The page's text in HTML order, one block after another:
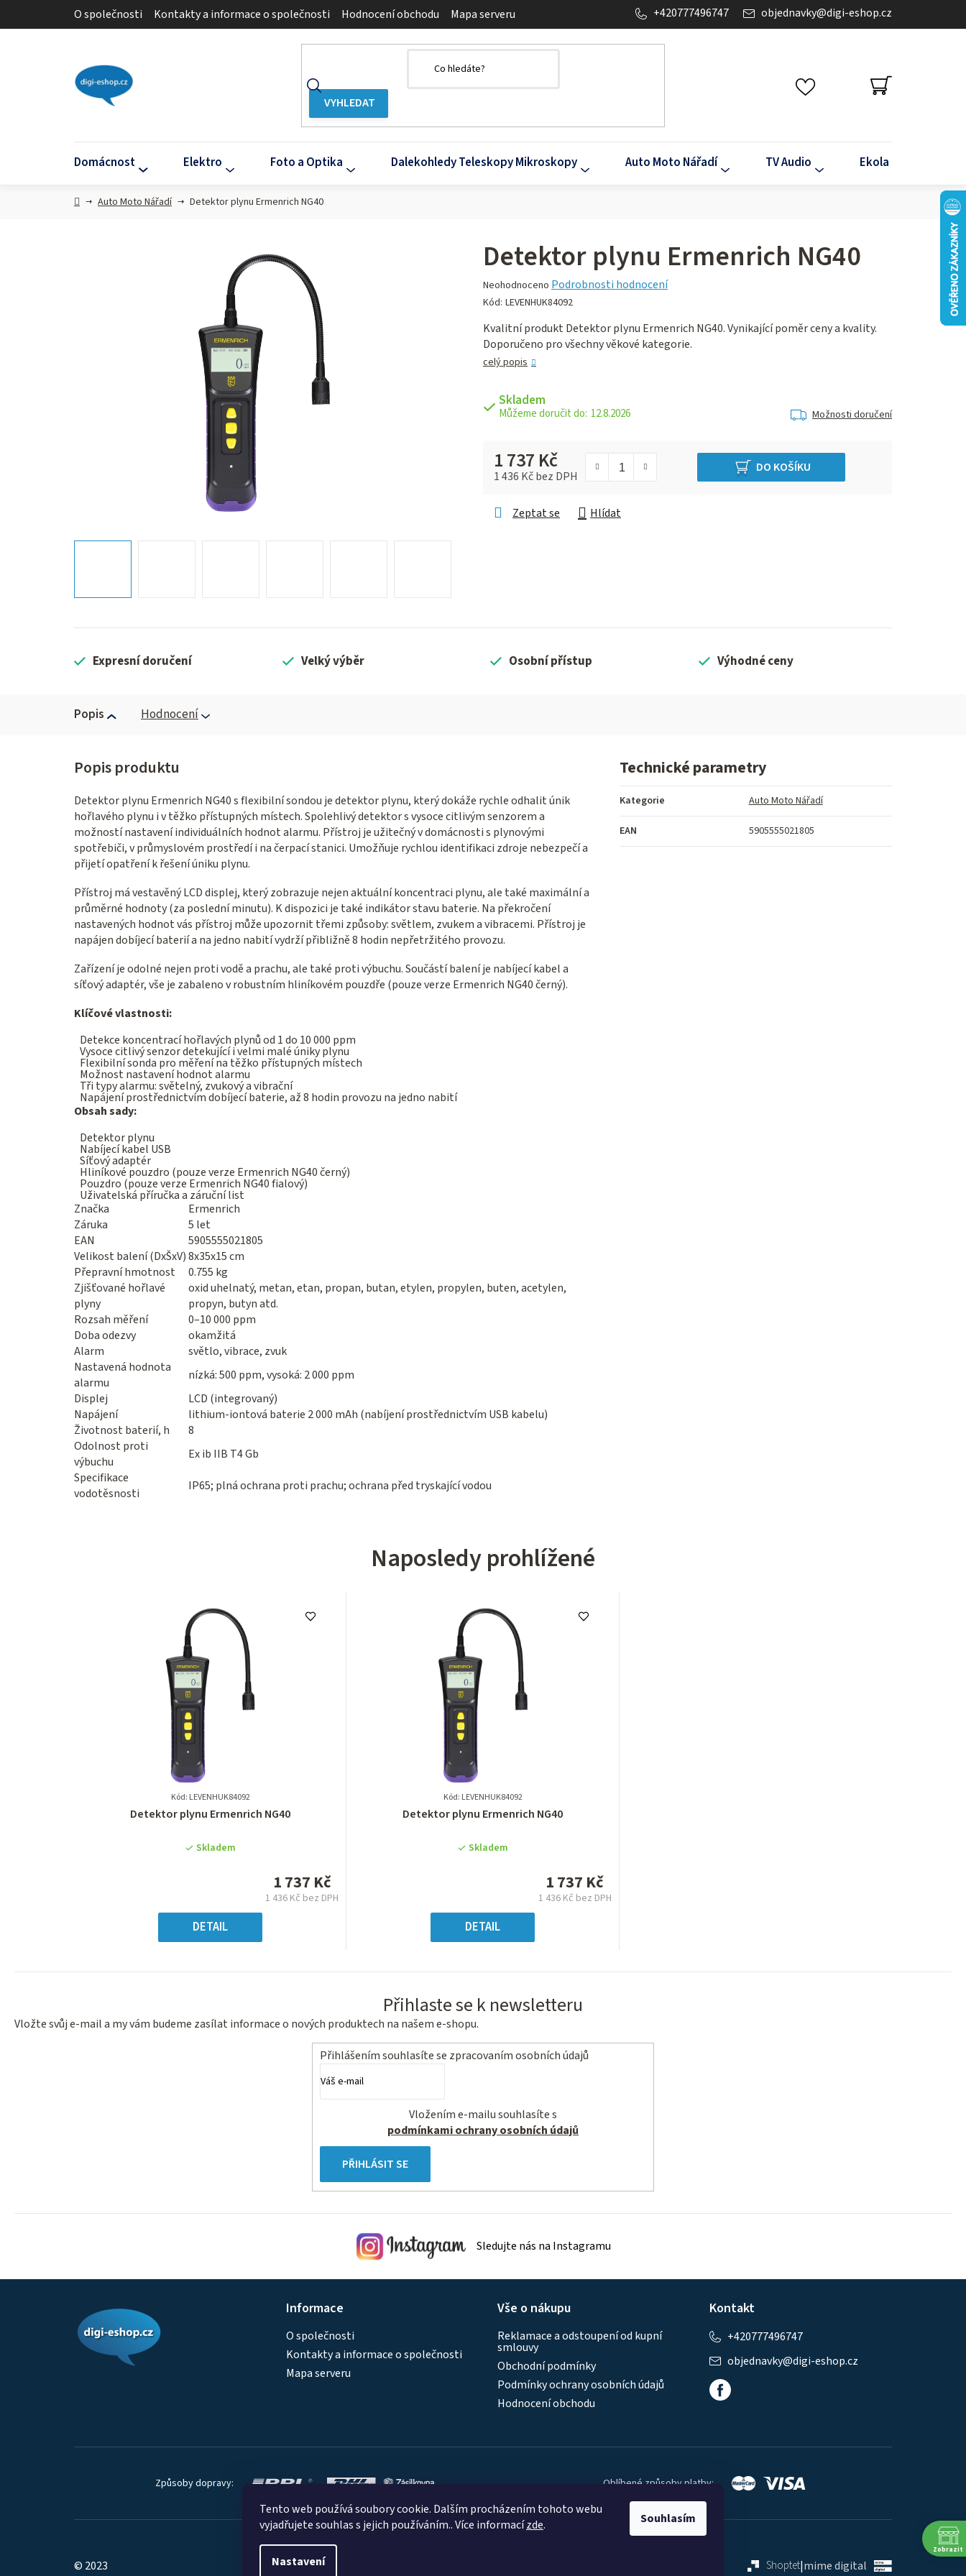
Tento web používá soubory cookie. Dalším procházením tohoto webu
vyjadřujete souhlas s jejich používáním.. Více informacízde.
Nastavení
Souhlasím
O společnosti Kontakty a informace o společnosti Hodnocení obchodu Mapa serveru objednavky@digi-eshop.cz
+420777496747
NÁKUPNÍ
KOŠÍK
Domácnost Elektro Foto a Optika Dalekohledy Teleskopy Mikroskopy Auto Moto Nářadí TV Audio Ekola
DomůAuto Moto Nářadí Detektor plynu Ermenrich NG40
Detektor plynu Ermenrich NG40
Průměrné
hodnocení
je
0,0
z 5
Neohodnoceno Podrobnosti hodnocení
Kód: LEVENHUK84092
Kvalitní produkt Detektor plynu Ermenrich NG40. Vynikající poměr ceny a kvality.
Doporučeno pro všechny věkové kategorie.
celý popis
Skladem
12.8.2026 Možnosti doručení
1 737 Kč
1 436 Kč bez DPH
DO KOŠÍKU
Zeptat se Hlídat
Expresní doručení Velký výběr Osobní přístup Výhodné ceny
Popis Hodnocení
Detektor plynu Ermenrich NG40 s flexibilní sondou je detektor plynu, který dokáže rychle odhalit únik
hořlavého plynu i v těžko přístupných místech. Spolehlivý detektor s vysoce citlivým senzorem a
možností nastavení individuálních hodnot alarmu. Přístroj je užitečný v domácnosti s plynovými
spotřebiči, v průmyslovém prostředí i na čerpací stanici. Umožňuje rychlou identifikaci zdroje nebezpečí a
přijetí opatření k řešení úniku plynu.
Přístroj má vestavěný LCD displej, který zobrazuje nejen aktuální koncentraci plynu, ale také maximální a
průměrné hodnoty (za poslední minutu). K dispozici je také indikátor stavu baterie. Na překročení
nastavených hodnot vás přístroj může upozornit třemi způsoby: světlem, zvukem a vibracemi. Přístroj je
napájen dobíjecí baterií a na jedno nabití vydrží přibližně 8 hodin nepřetržitého provozu.
Zařízení je odolné nejen proti vodě a prachu, ale také proti výbuchu. Součástí balení je nabíjecí kabel a
síťový adaptér, vše je zabaleno v robustním hliníkovém pouzdře (pouze verze Ermenrich NG40 černý).
Klíčové vlastnosti:
Detekce koncentrací hořlavých plynů od 1 do 10 000 ppm
Vysoce citlivý senzor detekující i velmi malé úniky plynu
Flexibilní sonda pro měření na těžko přístupných místech
Možnost nastavení hodnot alarmu
Tři typy alarmu: světelný, zvukový a vibrační
Napájení prostřednictvím dobíjecí baterie, až 8 hodin provozu na jedno nabití
Obsah sady:
Detektor plynu
Nabíjecí kabel USB
Síťový adaptér
Hliníkové pouzdro (pouze verze Ermenrich NG40 černý)
Pouzdro (pouze verze Ermenrich NG40 fialový)
Uživatelská příručka a záruční list
Značka
Ermenrich
Záruka
5 let
EAN
5905555021805
Velikost balení (DxŠxV)8x35x15 cm
Přepravní hmotnost
0.755 kg
Zjišťované hořlavé
plyny
oxid uhelnatý, metan, etan, propan, butan, etylen, propylen, buten, acetylen,
propyn, butyn atd.
Rozsah měření
0–10 000 ppm
Doba odezvy
okamžitá
Alarm
světlo, vibrace, zvuk
Nastavená hodnota
alarmu
nízká: 500 ppm, vysoká: 2 000 ppm
Displej
LCD (integrovaný)
Napájení
lithium-iontová baterie 2 000 mAh (nabíjení prostřednictvím USB kabelu)
Životnost baterií, h
8
Odolnost proti
výbuchu
Ex ib IIB T4 Gb
Specifikace
vodotěsnosti
IP65; plná ochrana proti prachu; ochrana před tryskající vodou
Technické parametry
Kategorie Auto Moto Nářadí
EAN 5905555021805
Naposledy prohlížené
Kód: LEVENHUK84092
Průměrné
produktu
5
hvězdiček.
Detektor plynu Ermenrich NG40
Skladem
1 737 Kč
1 436 Kč bez DPH
DETAIL
Kód: LEVENHUK84092
Průměrné
produktu
5
hvězdiček.
Detektor plynu Ermenrich NG40
Skladem
1 737 Kč
1 436 Kč bez DPH
DETAIL
Přihlaste se k newsletteru
Vložte svůj e-mail a my vám budeme zasílat informace o nových produktech na našem e-shopu.
Přihlášením souhlasíte se zpracovaním osobních údajů
podmínkami ochrany osobních údajů
PŘIHLÁSIT SE
Sledujte nás na Instagramu
Informace
O společnosti
Kontakty a informace o společnosti
Mapa serveru
Vše o nákupu
Reklamace a odstoupení od kupní
smlouvy
Obchodní podmínky
Podmínky ochrany osobních údajů
Hodnocení obchodu
Kontakt
objednavky@digi-eshop.cz
+420777496747
Způsoby dopravy: Oblíbené způsoby platby:
Shoptet|mime digital
© 2023
Zobrazit